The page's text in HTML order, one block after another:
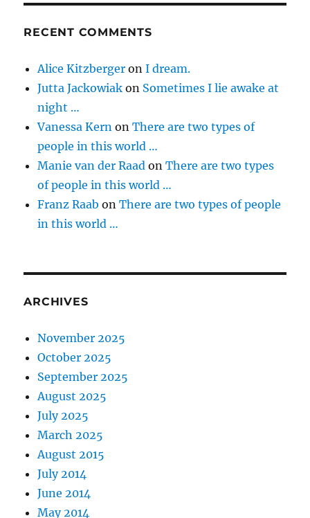
RECENT COMMENTS
Alice Kitzberger onI dream.
Jutta Jackowiak on Sometimes I lie awake at
night …
Vanessa Kern onThere are two types of
people in this world …
Manie van der Raad onThere are two types
of people in this world …
Franz Raab onThere are two types of people
in this world …
ARCHIVES
November 2025
October 2025
September 2025
August 2025
July 2025
March 2025
August 2015
July 2014
June 2014
May 2014